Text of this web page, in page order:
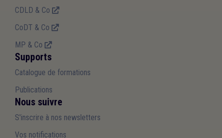
CDLD & Co
CoDT & Co
MP & Co
Supports
Catalogue de formations
Publications
Nous suivre
S'inscrire à nos newsletters
Vos notifications